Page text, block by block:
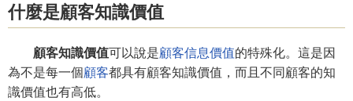
什麼是顧客知識價值
顧客知識價值可以說是顧客信息價值的特殊化。這是因
為不是每一個顧客都具有顧客知識價值，而且不同顧客的知
識價值也有高低。